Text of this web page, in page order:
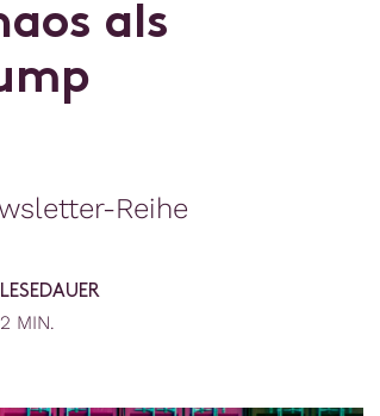
aos als
mp
Reihe
LESEDAUER
2 MIN.